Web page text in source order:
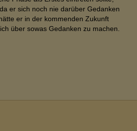
er sich noch nie darüber Gedanken
er in der kommenden Zukunft
über sowas Gedanken zu machen.